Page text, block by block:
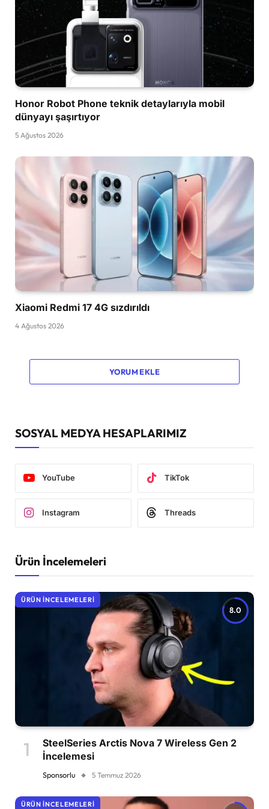
Honor Robot Phone teknik detaylarıyla mobil
dünyayı şaşırtıyor
5 Ağustos 2026
Xiaomi Redmi 17 4G sızdırıldı
4 Ağustos 2026
YORUM EKLE
SOSYAL MEDYA HESAPLARIMIZ
YouTube TikTok
Instagram Threads
Ürün İncelemeleri
8.0
ÜRÜN İNCELEMELERI
SteelSeries Arctis Nova 7 Wireless Gen 2
İncelemesi
Sponsorlu 5 Temmuz 2026
ÜRÜN İNCELEMELERI